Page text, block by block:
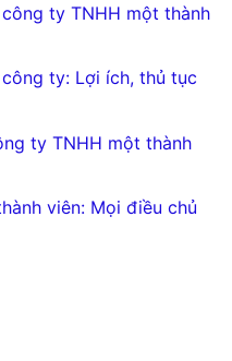
ty TNHH một thành
ty: Lợi ích, thủ tục
ty TNHH một thành
viên: Mọi điều chủ